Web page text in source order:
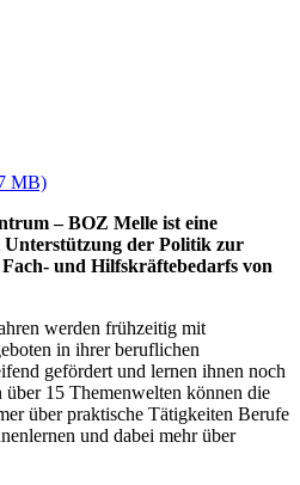
MB)
– BOZ Melle ist eine
der Politik zur
und Hilfskräftebedarfs von
werden frühzeitig mit
in ihrer beruflichen
gefördert und lernen ihnen noch
15 Themenwelten können die
über praktische Tätigkeiten Berufe
und dabei mehr über